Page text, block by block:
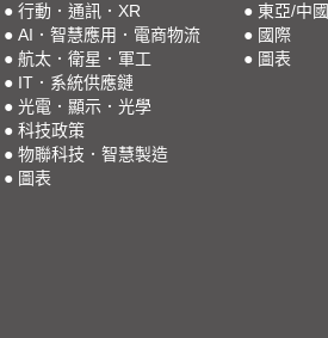
● 行動．通訊．XR
● AI．智慧應用．電商物流
● 航太．衛星．軍工
● IT．系統供應鏈
● 光電．顯示．光學
● 科技政策
● 物聯科技．智慧製造
● 圖表
● 東亞/中國
● 國際
● 圖表